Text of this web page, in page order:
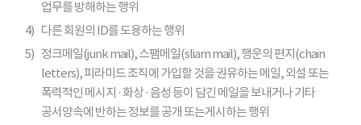
업무를 방해하는 행위
4) 다른 회원의 ID를 도용하는 행위
5) 정크메일(junk mail), 스팸메일(sliam mail), 행운의 편지(chain
letters), 피라미드 조직에 가입할 것을 권유하는 메일, 외설 또는
폭력적인 메시지 · 화상 · 음성 등이 담긴 메일을 보내거나 기타
공서양속에 반하는 정보를 공개 또는게시하는 행위